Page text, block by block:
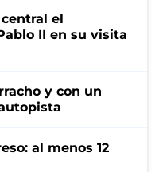
el
II en su visita
y con un
al menos 12